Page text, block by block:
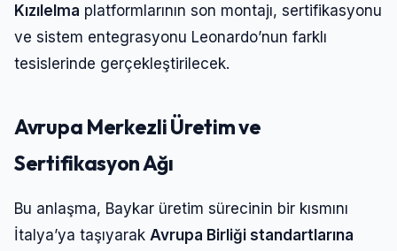
Kızılelma platformlarının son montajı, sertifikasyonu
ve sistem entegrasyonu Leonardo’nun farklı
tesislerinde gerçekleştirilecek.
Avrupa Merkezli Üretim ve
Sertifikasyon Ağı
Bu anlaşma, Baykar üretim sürecinin bir kısmını
İtalya’ya taşıyarak Avrupa Birliği standartlarına